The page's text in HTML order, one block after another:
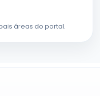
áreas do portal.